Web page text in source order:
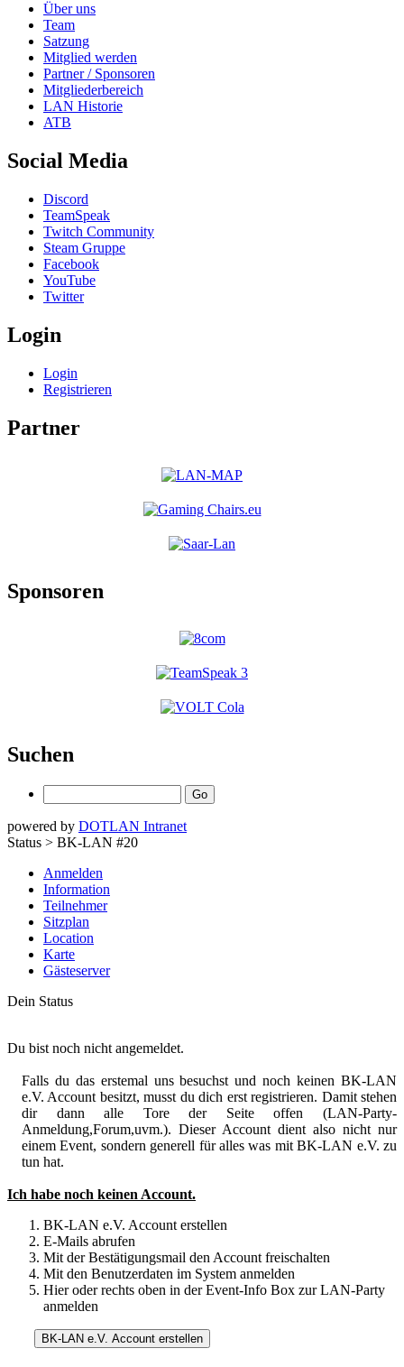
Über uns
Team
Satzung
Mitglied werden
Partner / Sponsoren
Mitgliederbereich
LAN Historie
ATB
Social Media
Discord
TeamSpeak
Twitch Community
Steam Gruppe
Facebook
YouTube
Twitter
Login
Login
Registrieren
Partner
Sponsoren
Suchen
powered by DOTLAN Intranet
Status > BK-LAN #20
Anmelden
Information
Teilnehmer
Sitzplan
Location
Karte
Gästeserver
Dein Status
Du bist noch nicht angemeldet.
Falls du das erstemal uns besuchst und noch keinen BK-LAN
e.V. Account besitzt, musst du dich erst registrieren. Damit stehen
dir dann alle Tore der Seite offen (LAN-Party-
Anmeldung,Forum,uvm.). Dieser Account dient also nicht nur
einem Event, sondern generell für alles was mit BK-LAN e.V. zu
tun hat.
Ich habe noch keinen Account.
BK-LAN e.V. Account erstellen
E-Mails abrufen
Mit der Bestätigungsmail den Account freischalten
Mit den Benutzerdaten im System anmelden
Hier oder rechts oben in der Event-Info Box zur LAN-Party
anmelden